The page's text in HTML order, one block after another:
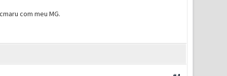
com meu MG.